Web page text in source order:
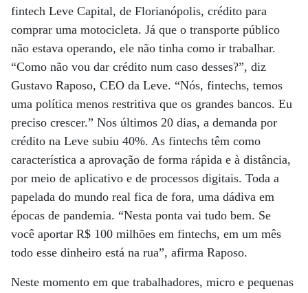
fintech Leve Capital, de Florianópolis, crédito para
comprar uma motocicleta. Já que o transporte público
não estava operando, ele não tinha como ir trabalhar.
“Como não vou dar crédito num caso desses?”, diz
Gustavo Raposo, CEO da Leve. “Nós, fintechs, temos
uma política menos restritiva que os grandes bancos. Eu
preciso crescer.” Nos últimos 20 dias, a demanda por
crédito na Leve subiu 40%. As fintechs têm como
característica a aprovação de forma rápida e à distância,
por meio de aplicativo e de processos digitais. Toda a
papelada do mundo real fica de fora, uma dádiva em
épocas de pandemia. “Nesta ponta vai tudo bem. Se
você aportar R$ 100 milhões em fintechs, em um mês
todo esse dinheiro está na rua”, afirma Raposo.
Neste momento em que trabalhadores, micro e pequenas